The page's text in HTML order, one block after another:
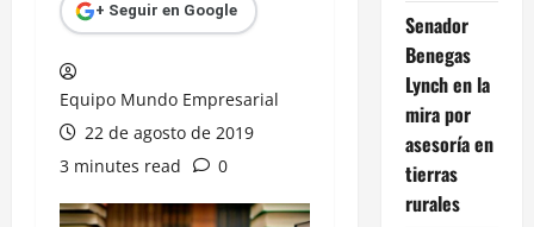
+ Seguir en Google
Equipo Mundo Empresarial
22 de agosto de 2019
3 minutes read
0
Senador
Benegas
Lynch en la
mira por
asesoría en
tierras
rurales